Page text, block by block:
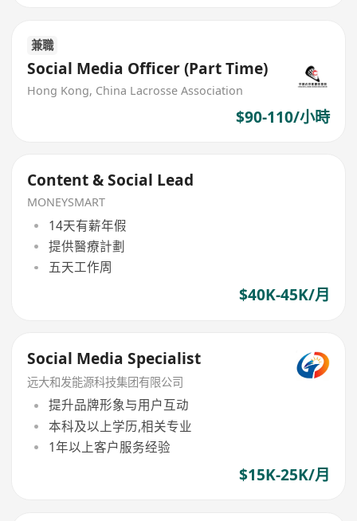
兼職
Social Media Officer (Part Time)
Hong Kong, China Lacrosse Association
$90-110/小時
Content & Social Lead
MONEYSMART
14天有薪年假
提供醫療計劃
五天工作周
$40K-45K/月
Social Media Specialist
远大和发能源科技集团有限公司
提升品牌形象与用户互动
本科及以上学历,相关专业
1年以上客户服务经验
$15K-25K/月